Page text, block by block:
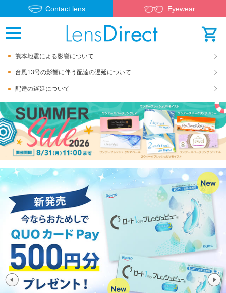
Contact lens Eyewear
熊本地震による影響について
台風13号の影響に伴う配達の遅延について
配達の遅延について